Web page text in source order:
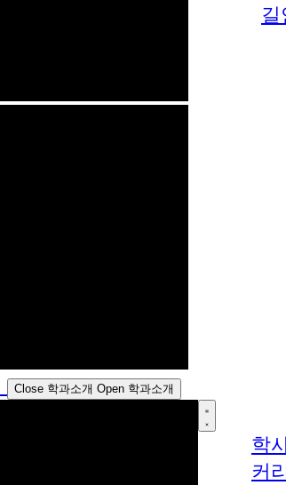
Close 학과소개 Open 학과소개
길
학
커